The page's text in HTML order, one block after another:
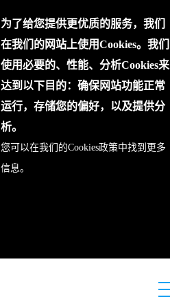
为了给您提供更优质的服务，我们
在我们的网站上使用Cookies。我们
使用必要的、性能、分析Cookies来
达到以下目的：确保网站功能正常
运行，存储您的偏好，以及提供分
析。
您可以在我们的Cookies政策中找到更多
信息。